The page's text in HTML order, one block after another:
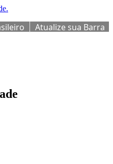
Atualize sua Barra